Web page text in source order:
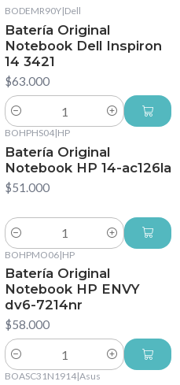
BODEMR90Y|Dell
Batería Original
Notebook Dell Inspiron
14 3421
$63.000
Cantidad
BOHPHS04|HP
Batería Original
Notebook HP 14-ac126la
$51.000
Cantidad
BOHPMO06|HP
Batería Original
Notebook HP ENVY
dv6-7214nr
$58.000
Cantidad
BOASC31N1914|Asus